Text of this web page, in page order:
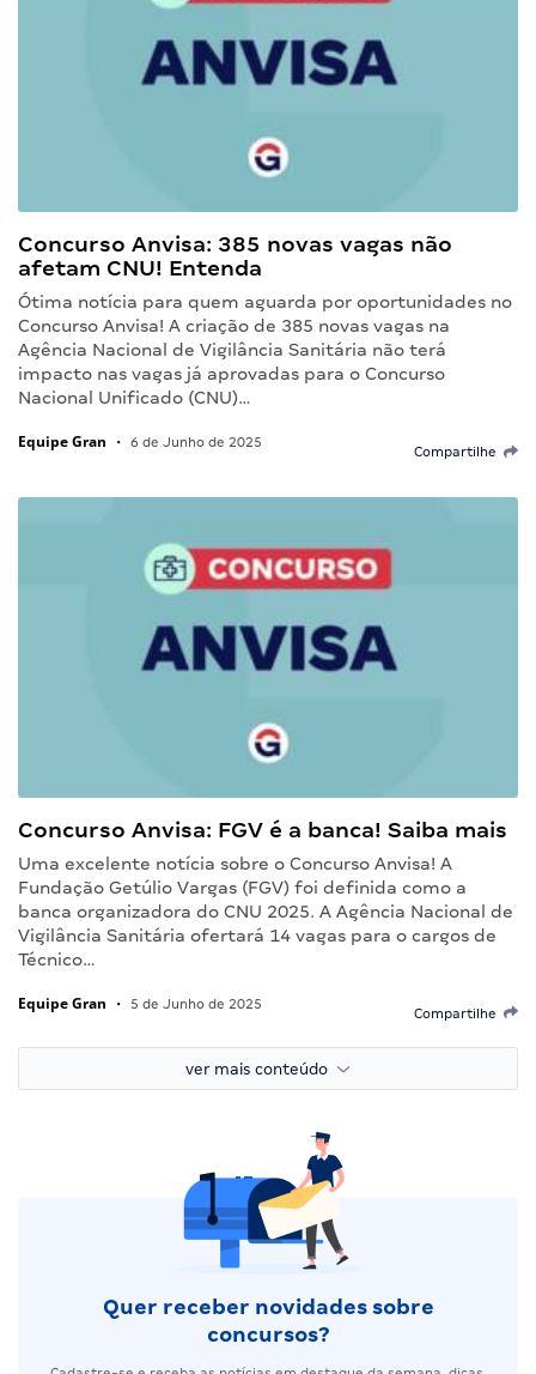
Concurso Anvisa: 385 novas vagas não
afetam CNU! Entenda
Ótima notícia para quem aguarda por oportunidades no
Concurso Anvisa! A criação de 385 novas vagas na
Agência Nacional de Vigilância Sanitária não terá
impacto nas vagas já aprovadas para o Concurso
Nacional Unificado (CNU)…
Equipe Gran • 6 de Junho de 2025
Compartilhe
Concurso Anvisa: FGV é a banca! Saiba mais
Uma excelente notícia sobre o Concurso Anvisa! A
Fundação Getúlio Vargas (FGV) foi definida como a
banca organizadora do CNU 2025. A Agência Nacional de
Vigilância Sanitária ofertará 14 vagas para o cargos de
Técnico…
Equipe Gran • 5 de Junho de 2025
Compartilhe
ver mais conteúdo
Quer receber novidades sobre
concursos?